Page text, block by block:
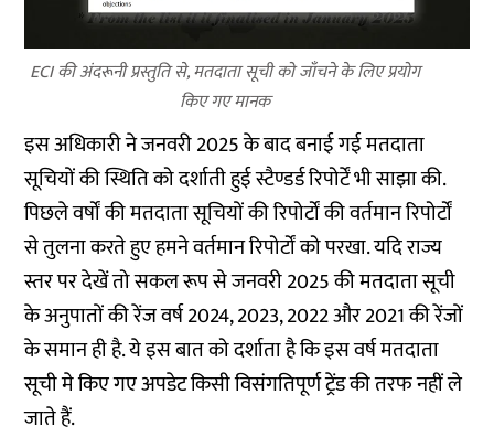
ECI की अंदरूनी प्रस्तुति से, मतदाता सूची को जाँचने के लिए प्रयोग
किए गए मानक
इस अधिकारी ने जनवरी 2025 के बाद बनाई गई मतदाता
सूचियों की स्थिति को दर्शाती हुई स्टैण्डर्ड रिपोर्टें भी साझा की.
पिछले वर्षों की मतदाता सूचियों की रिपोर्टों की वर्तमान रिपोर्टों
से तुलना करते हुए हमने वर्तमान रिपोर्टों को परखा. यदि राज्य
स्तर पर देखें तो सकल रूप से जनवरी 2025 की मतदाता सूची
के अनुपातों की रेंज वर्ष 2024, 2023, 2022 और 2021 की रेंजों
के समान ही है. ये इस बात को दर्शाता है कि इस वर्ष मतदाता
सूची मे किए गए अपडेट किसी विसंगतिपूर्ण ट्रेंड की तरफ नहीं ले
जाते हैं.